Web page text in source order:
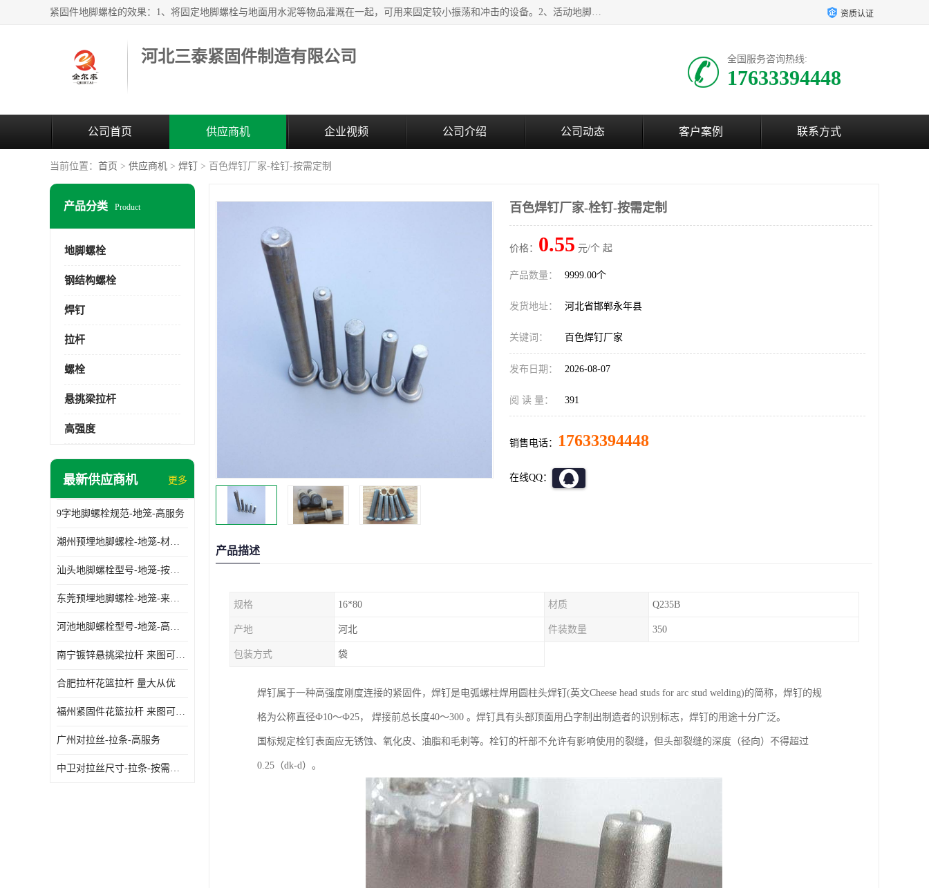
紧固件地脚螺栓的效果：1、将固定地脚螺栓与地面用水泥等物品灌溉在一起，可用来固定较小振荡和冲击的设备。2、活动地脚是一种可拆卸的地脚螺栓，可以固定有激烈振荡和冲击的大型机器设备。3、胀锚地脚螺栓用于固定比较简略且重量轻的设备，辅佐设备长期处于静止状态下。4、粘接地脚螺栓为一种使用广泛且常见的设备，它也是用来固定简略设备的小件。 资质认证
河北三泰紧固件制造有限公司 全国服务咨询热线:
17633394448
公司首页 供应商机 企业视频 公司介绍 公司动态 客户案例 联系方式
当前位置： 首页 > 供应商机 > 焊钉 > 百色焊钉厂家-栓钉-按需定制
产品分类 Product
地脚螺栓
钢结构螺栓
焊钉
拉杆
螺栓
悬挑梁拉杆
高强度
最新供应商机 更多
9字地脚螺栓规范-地笼-高服务
潮州预埋地脚螺栓-地笼-材质齐全
汕头地脚螺栓型号-地笼-按需定制
东莞预埋地脚螺栓-地笼-来图可定制
河池地脚螺栓型号-地笼-高质量
南宁镀锌悬挑梁拉杆 来图可定制
合肥拉杆花篮拉杆 量大从优
福州紧固件花篮拉杆 来图可定制
广州对拉丝-拉条-高服务
中卫对拉丝尺寸-拉条-按需定制
百色焊钉厂家-栓钉-按需定制
价格： 0.55 元/个 起
产品数量： 9999.00个
发货地址： 河北省邯郸永年县
关键词： 百色焊钉厂家
发布日期： 2026-08-07
阅 读 量： 391
销售电话： 17633394448
在线QQ：
产品描述
规格 16*80 材质 Q235B
产地 河北 件装数量 350
包装方式 袋
焊钉属于一种高强度刚度连接的紧固件，焊钉是电弧螺柱焊用圆柱头焊钉(英文Cheese head studs for arc stud welding)的简称，焊钉的规
格为公称直径Ф10～Ф25， 焊接前总长度40～300 。焊钉具有头部顶面用凸字制出制造者的识别标志，焊钉的用途十分广泛。
国标规定栓钉表面应无锈蚀、氧化皮、油脂和毛刺等。栓钉的杆部不允许有影响使用的裂缝，但头部裂缝的深度（径向）不得超过
0.25（dk-d）。